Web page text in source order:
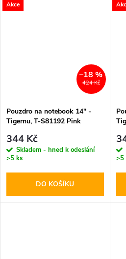
Akce
424 Kč
–18 %
Pouzdro na notebook 14'' -
Tigernu, T-S81192 Pink
344 Kč
Skladem - hned k odeslání
>5 ks
DO KOŠÍKU
>5